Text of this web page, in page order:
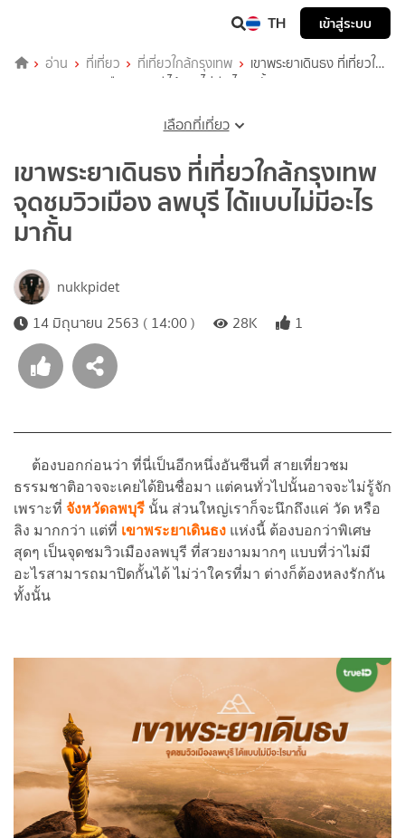
TH เข้าสู่ระบบ
อ่าน ที่เที่ยว ที่เที่ยวใกล้กรุงเทพ
เขาพระยาเดินธง ที่เที่ยวใกล้
กรุงเทพ จุดชมวิวเมือง ลพบุรี ได้แบบไม่มีอะไรมากั้น
เลือกที่เที่ยว
เขาพระยาเดินธง ที่เที่ยวใกล้กรุงเทพ
จุดชมวิวเมือง ลพบุรี ได้แบบไม่มีอะไร
มากั้น
nukkpidet
14 มิถุนายน 2563 ( 14:00 )
28K 1
ต้องบอกก่อนว่า ที่นี่เป็นอีกหนึ่งอันซีนที่ สายเที่ยวชม
ธรรมชาติอาจจะเคยได้ยินชื่อมา แต่คนทั่วไปนั้นอาจจะไม่รู้จัก
เพราะที่ จังหวัดลพบุรี นั้น ส่วนใหญ่เราก็จะนึกถึงแค่ วัด หรือ
ลิง มากกว่า แต่ที่ เขาพระยาเดินธง แห่งนี้ ต้องบอกว่าพิเศษ
สุดๆ เป็นจุดชมวิวเมืองลพบุรี ที่สวยงามมากๆ แบบที่ว่าไม่มี
อะไรสามารถมาปิดกั้นได้ ไม่ว่าใครที่มา ต่างก็ต้องหลงรักกัน
ทั้งนั้น